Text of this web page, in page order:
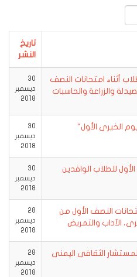
تاريخ
النشر
أثناء امتحانات النصف
والزراعة والحاسبات
30
ديسمبر
2018
الخيرى الأول"
30
ديسمبر
2018
للطلاب الوافدين
30
ديسمبر
2018
النصف الأول من
الآداب والتمريض
28
ديسمبر
2018
الثقافى اليمنى
28
ديسمبر
2018